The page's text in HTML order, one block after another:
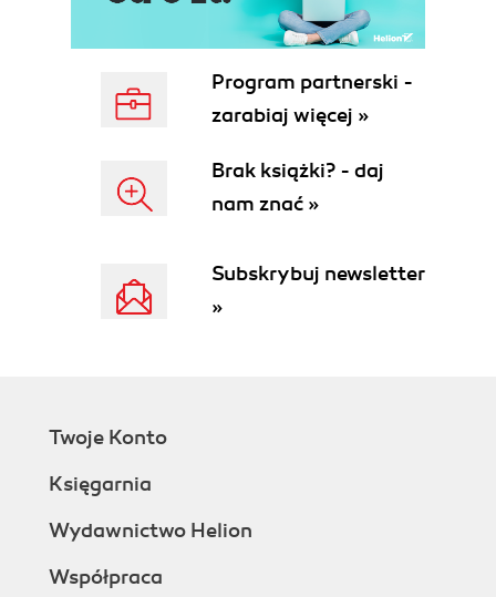
Program partnerski -
zarabiaj więcej »
Brak książki? - daj
nam znać »
Subskrybuj newsletter
»
Twoje Konto
Księgarnia
Wydawnictwo Helion
Współpraca